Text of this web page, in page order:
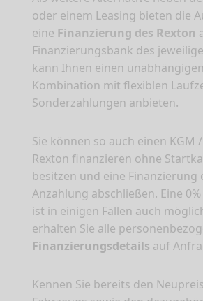
oder einem Leasing bieten die
eine Finanzierung des Rexton
Finanzierungsbank des
kann Ihnen einen
Kombination mit flexiblen
Sonderzahlungen anbieten.
Sie können so auch einen KGM /
Rexton finanzieren ohne
besitzen und eine Finanzierung
Anzahlung abschließen. Eine
ist in einigen Fällen auch
erhalten Sie alle
Finanzierungsdetails auf
Kennen Sie bereits den